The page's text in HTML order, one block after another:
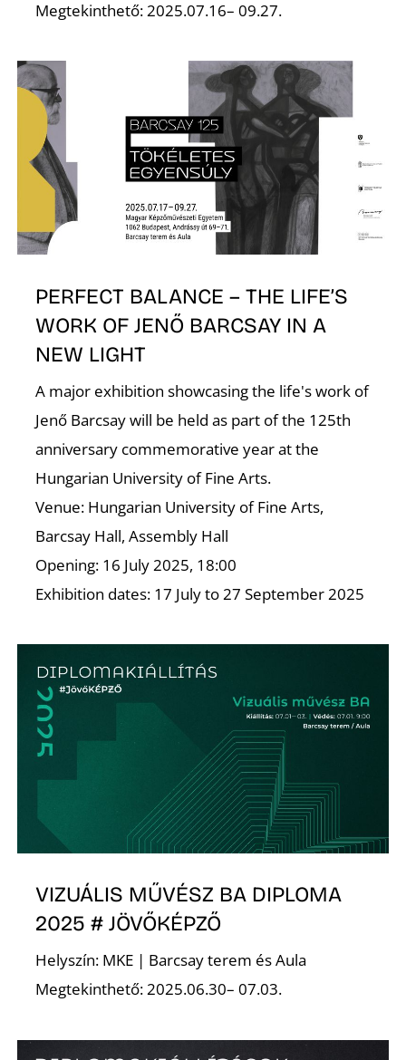
Megtekinthető: 2025.07.16– 09.27.
PERFECT BALANCE – THE LIFE’S
WORK OF JENŐ BARCSAY IN A
NEW LIGHT
A major exhibition showcasing the life's work of
Jenő Barcsay will be held as part of the 125th
anniversary commemorative year at the
Hungarian University of Fine Arts.
Venue: Hungarian University of Fine Arts,
Barcsay Hall, Assembly Hall
Opening: 16 July 2025, 18:00
Exhibition dates: 17 July to 27 September 2025
VIZUÁLIS MŰVÉSZ BA DIPLOMA
2025 # JÖVŐKÉPZŐ
Helyszín: MKE | Barcsay terem és Aula
Megtekinthető: 2025.06.30– 07.03.